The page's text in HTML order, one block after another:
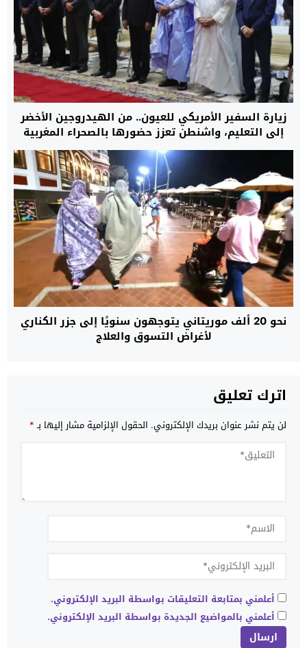
زيارة السفير الأمريكي للعيون.. من الهيدروجين الأخضر
إلى التعليم، واشنطن تعزز حضورها بالصحراء المغربية
نحو 20 ألف موريتاني يتوجهون سنويًا إلى جزر الكناري
لأغراض التسوق والعلاج
اترك تعليق
لن يتم نشر عنوان بريدك الإلكتروني. الحقول الإلزامية مشار إليها بـ*
أعلمني بمتابعة التعليقات بواسطة البريد الإلكتروني.
أعلمني بالمواضيع الجديدة بواسطة البريد الإلكتروني.